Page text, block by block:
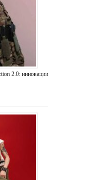
2.0: инновации